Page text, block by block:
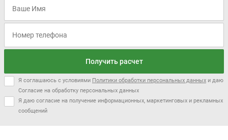
Получить расчет
Я соглашаюсь с условиями Политики обработки персональных данных и даю
Согласие на обработку персональных данных
Я даю согласие на получение информационных, маркетинговых и рекламных
сообщений